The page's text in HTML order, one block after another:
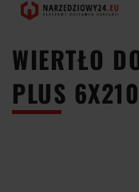
WIERTŁO
PLUS